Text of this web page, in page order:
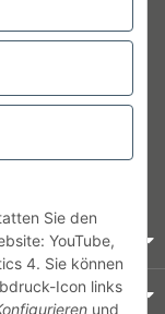
Sie den
YouTube,
4. Sie können
Icon links
und